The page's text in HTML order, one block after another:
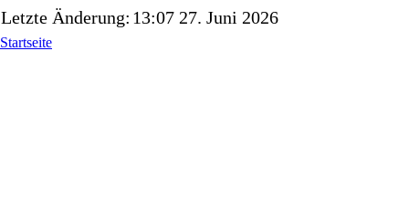
Letzte Änderung: 13:07 27. Juni 2026
Startseite